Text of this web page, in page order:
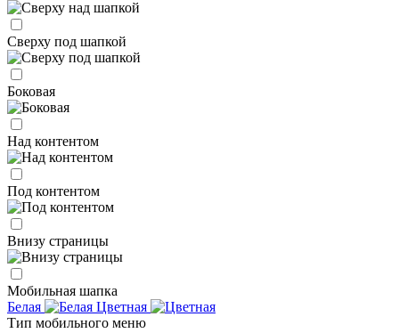
Сверху под шапкой
Боковая
Над контентом
Под контентом
Внизу страницы
Мобильная шапка
Белая
Цветная
Тип мобильного меню